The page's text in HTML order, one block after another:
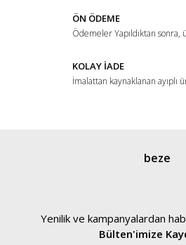
ÖN ÖDEME
Ödemeler Yapıldıktan
KOLAY İADE
İmalattan kaynaklanan ayıplı
beze
Yenilik ve kampanyalardan
Bülten'imize